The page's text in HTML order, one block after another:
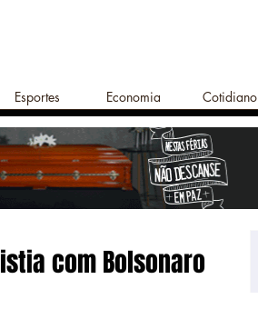
Esportes Economia Cotidiano
com Bolsonaro